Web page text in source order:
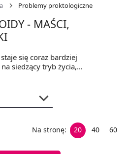
Problemy proktologiczne
- MAŚCI,
się coraz bardziej
siedzący tryb życia,
problemy z wypróżnianiem. W
inne preparaty sprawdzające się
Na stronę: 20 40 60